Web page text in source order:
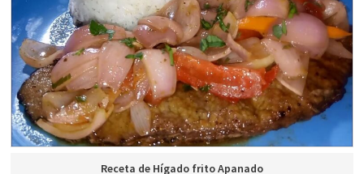
Receta de Hígado frito Apanado